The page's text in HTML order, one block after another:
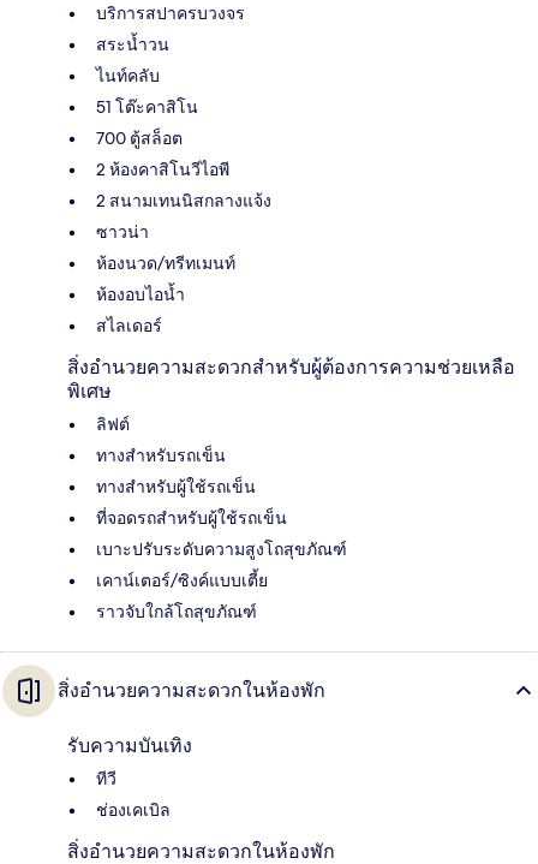
บริการสปาครบวงจร
สระน้ำวน
ไนท์คลับ
51 โต๊ะคาสิโน
700 ตู้สล็อต
2 ห้องคาสิโนวีไอพี
2 สนามเทนนิสกลางแจ้ง
ซาวน่า
ห้องนวด/ทรีทเมนท์
ห้องอบไอน้ำ
สไลเดอร์
สิ่งอำนวยความสะดวกสำหรับผู้ต้องการความช่วยเหลือ
พิเศษ
ลิฟต์
ทางสำหรับรถเข็น
ทางสำหรับผู้ใช้รถเข็น
ที่จอดรถสำหรับผู้ใช้รถเข็น
เบาะปรับระดับความสูงโถสุขภัณฑ์
เคาน์เตอร์/ซิงค์แบบเตี้ย
ราวจับใกล้โถสุขภัณฑ์
สิ่งอำนวยความสะดวกในห้องพัก
รับความบันเทิง
ทีวี
ช่องเคเบิล
สิ่งอำนวยความสะดวกในห้องพัก